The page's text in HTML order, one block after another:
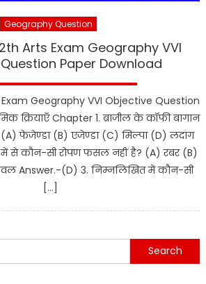
Geography Question
Arts Exam Geography VVI
Paper Download
Exam Geography VVI Objective Question
क्रियाएँ Chapter 1. ब्राजील के कॉफी बागान
फेजेण्डा (B) एजेण्डा (C) मिल्पा (D) लदांग
से कौन-सी रोपण फसल नहीं है? (A) रबर (B)
Answer.-(D) 3. निम्नलिखित में कौन-सी
[…]